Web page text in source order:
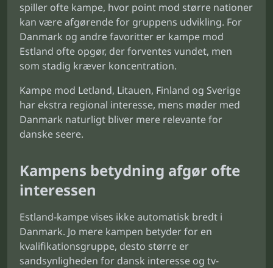
spiller ofte kampe, hvor point mod større nationer
kan være afgørende for gruppens udvikling. For
Danmark og andre favoritter er kampe mod
Estland ofte opgør, der forventes vundet, men
som stadig kræver koncentration.
Kampe mod Letland, Litauen, Finland og Sverige
har ekstra regional interesse, mens møder med
Danmark naturligt bliver mere relevante for
danske seere.
Kampens betydning afgør ofte
interessen
Estland-kampe vises ikke automatisk bredt i
Danmark. Jo mere kampen betyder for en
kvalifikationsgruppe, desto større er
sandsynligheden for dansk interesse og tv-